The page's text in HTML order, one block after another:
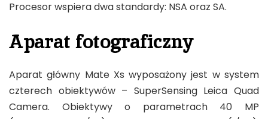
Procesor wspiera dwa standardy: NSA oraz SA.
Aparat fotograficzny
Aparat główny Mate Xs wyposażony jest w system
czterech obiektywów – SuperSensing Leica Quad
Camera. Obiektywy o parametrach 40 MP